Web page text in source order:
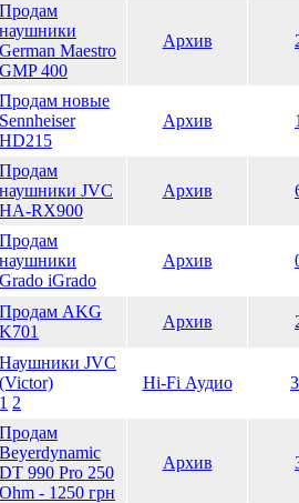
Продам
наушники
German Maestro
GMP 400
Архив
Продам новые
Sennheiser
HD215
Архив
Продам
наушники JVC
HA-RX900
Архив
Продам
наушники
Grado iGrado
Архив
Продам AKG
K701
Архив
Наушники JVC
(Victor)
1 2
Hi-Fi Аудио
Продам
Beyerdynamic
DT 990 Pro 250
Ohm - 1250 грн
Архив